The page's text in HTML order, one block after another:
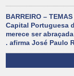
BARREIRO –
Capital Portuguesa
merece ser abraçada
. afirma José Paulo